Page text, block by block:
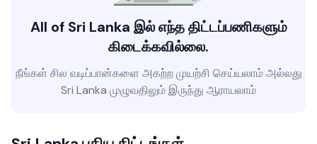
All of Sri Lanka இல் எந்த திட்டப்பணிகளும்
கிடைக்கவில்லை.
நீங்கள் சில வடிப்பான்களை அகற்ற முயற்சி செய்யலாம் அல்லது
Sri Lanka முழுவதிலும் இருந்து ஆராயலாம்